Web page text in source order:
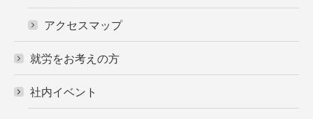
アクセスマップ
就労をお考えの方
社内イベント